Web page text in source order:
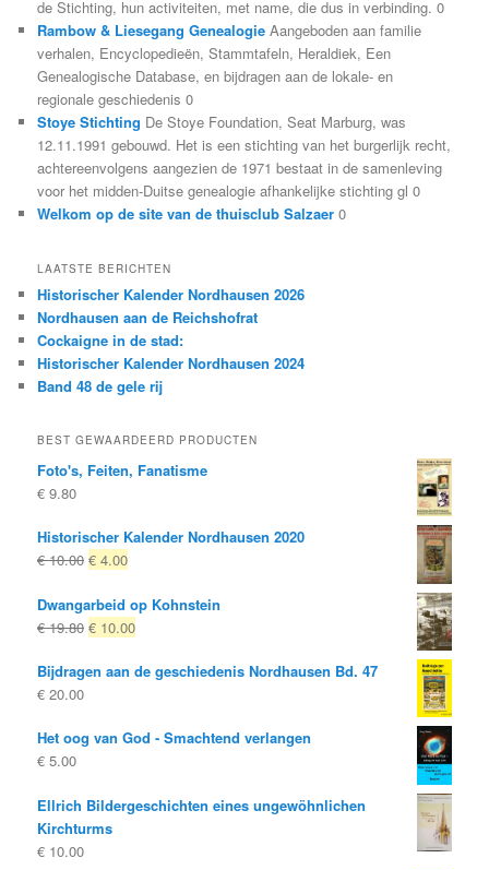
de Stichting, hun activiteiten, met name, die dus in verbinding. 0
Rambow & Liesegang Genealogie Aangeboden aan familie
verhalen, Encyclopedieën, Stammtafeln, Heraldiek, Een
Genealogische Database, en bijdragen aan de lokale- en
regionale geschiedenis 0
Stoye Stichting De Stoye Foundation, Seat Marburg, was
12.11.1991 gebouwd. Het is een stichting van het burgerlijk recht,
achtereenvolgens aangezien de 1971 bestaat in de samenleving
voor het midden-Duitse genealogie afhankelijke stichting gl 0
Welkom op de site van de thuisclub Salzaer 0
LAATSTE BERICHTEN
Historischer Kalender Nordhausen 2026
Nordhausen aan de Reichshofrat
Cockaigne in de stad:
Historischer Kalender Nordhausen 2024
Band 48 de gele rij
BEST GEWAARDEERD PRODUCTEN
Foto's, Feiten, Fanatisme
€ 9.80
Historischer Kalender Nordhausen 2020
€10.00 Oorspronkelijke
was:
€ 10.00
€ 4.00Huidige
is:
€ 4.00.
Dwangarbeid op Kohnstein
€19.80 Oorspronkelijke
was:
€ 10.00Huidige
is:
Bijdragen aan de geschiedenis Nordhausen Bd. 47
€ 20.00
Het oog van God - Smachtend verlangen
€ 5.00
Ellrich Bildergeschichten eines ungewöhnlichen
Kirchturms
€ 10.00